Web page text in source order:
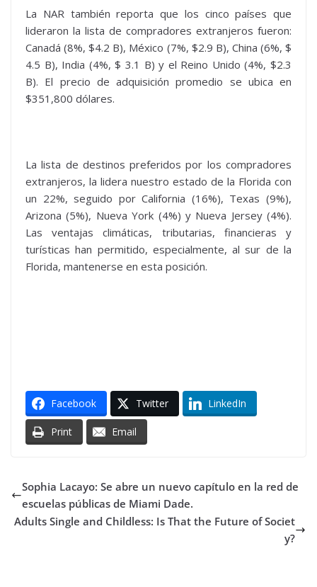
La NAR también reporta que los cinco países que
lideraron la lista de compradores extranjeros fueron:
Canadá (8%, $4.2 B), México (7%, $2.9 B), China (6%, $
4.5 B), India (4%, $ 3.1 B) y el Reino Unido (4%, $2.3
B). El precio de adquisición promedio se ubica en
$351,800 dólares.
La lista de destinos preferidos por los compradores
extranjeros, la lidera nuestro estado de la Florida con
un 22%, seguido por California (16%), Texas (9%),
Arizona (5%), Nueva York (4%) y Nueva Jersey (4%).
Las ventajas climáticas, tributarias, financieras y
turísticas han permitido, especialmente, al sur de la
Florida, mantenerse en esta posición.
Facebook Twitter LinkedIn
Print Email
Sophia Lacayo: Se abre un nuevo capítulo en la red de
escuelas públicas de Miami Dade.
Adults Single and Childless: Is That the Future of Societ
y?